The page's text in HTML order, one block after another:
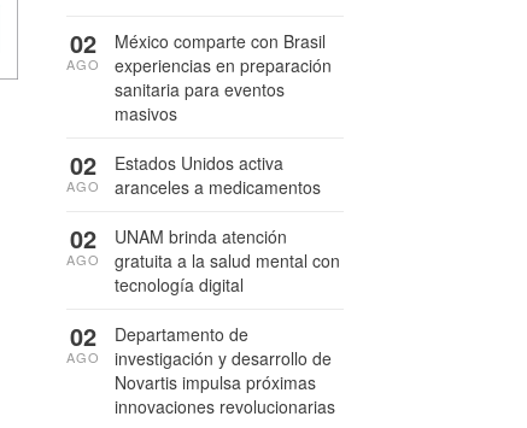
México comparte con Brasil
experiencias en preparación
sanitaria para eventos
masivos
02
AGO
Estados Unidos activa
aranceles a medicamentos
02
AGO
UNAM brinda atención
gratuita a la salud mental con
tecnología digital
02
AGO
Departamento de
investigación y desarrollo de
Novartis impulsa próximas
innovaciones revolucionarias
02
AGO